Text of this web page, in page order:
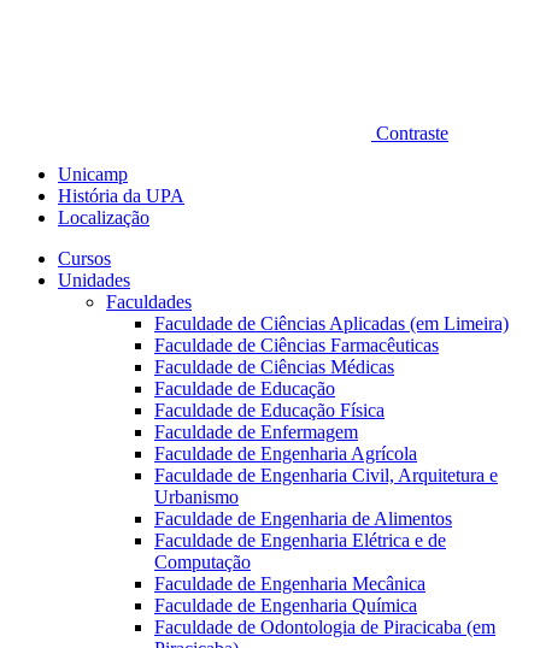
Contraste
Unicamp
História da UPA
Localização
Cursos
Unidades
Faculdades
Faculdade de Ciências Aplicadas (em Limeira)
Faculdade de Ciências Farmacêuticas
Faculdade de Ciências Médicas
Faculdade de Educação
Faculdade de Educação Física
Faculdade de Enfermagem
Faculdade de Engenharia Agrícola
Faculdade de Engenharia Civil, Arquitetura e
Urbanismo
Faculdade de Engenharia de Alimentos
Faculdade de Engenharia Elétrica e de
Computação
Faculdade de Engenharia Mecânica
Faculdade de Engenharia Química
Faculdade de Odontologia de Piracicaba (em